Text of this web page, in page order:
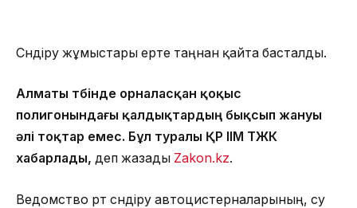
Сөндіру жұмыстары ерте таңнан қайта басталды.
Алматы түбінде орналасқан қоқыс
полигонындағы қалдықтардың бықсып жануы
әлі тоқтар емес. Бұл туралы ҚР ІІМ ТЖК
хабарлады, деп жазады Zakon.kz.
Ведомство өрт сөндіру автоцистерналарының, су